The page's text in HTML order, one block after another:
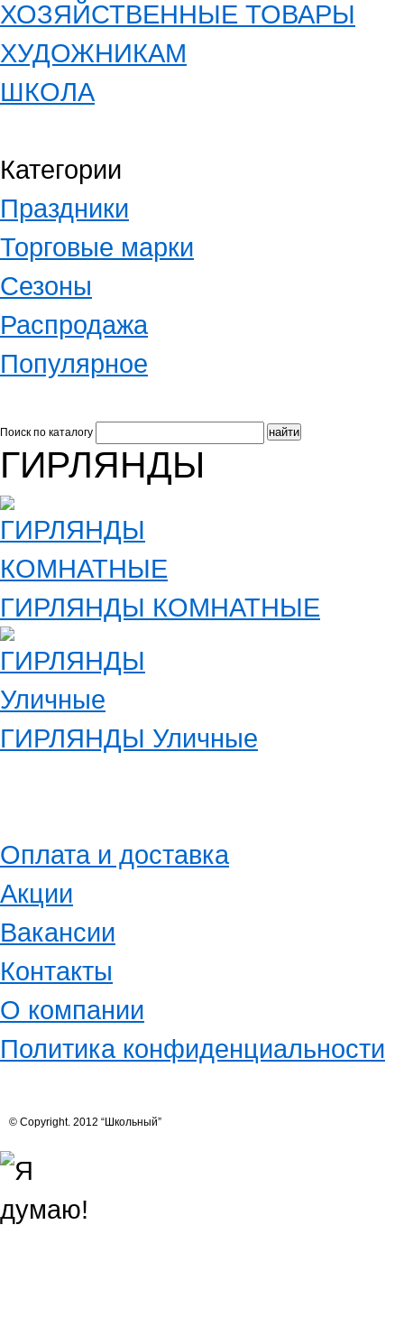
ХОЗЯЙСТВЕННЫЕ ТОВАРЫ
ХУДОЖНИКАМ
ШКОЛА
Категории
Праздники
Торговые марки
Сезоны
Распродажа
Популярное
Поиск по каталогу
ГИРЛЯНДЫ
ГИРЛЯНДЫ КОМНАТНЫЕ
ГИРЛЯНДЫ Уличные
Оплата и доставка
Акции
Вакансии
Контакты
О компании
Политика конфиденциальности
© Copyright. 2012 “Школьный”